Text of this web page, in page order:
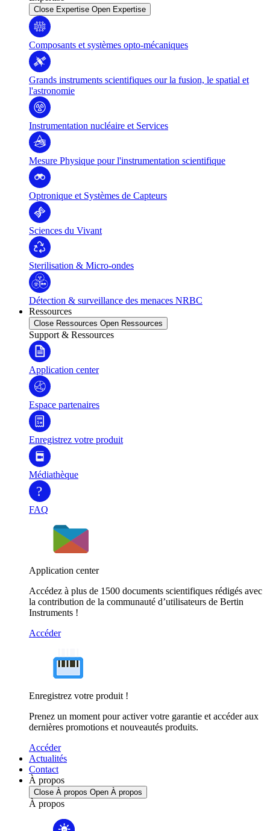
Close Expertise Open Expertise
Composants et systèmes opto-mécaniques
Grands instruments scientifiques our la fusion, le spatial et
l'astronomie
Instrumentation nucléaire et Services
Mesure Physique pour l'instrumentation scientifique
Optronique et Systèmes de Capteurs
Sciences du Vivant
Sterilisation & Micro-ondes
Détection & surveillance des menaces NRBC
Ressources
Close Ressources Open Ressources
Support & Ressources
Application center
Espace partenaires
Enregistrez votre produit
Médiathèque
?
FAQ
Application center
Accédez à plus de 1500 documents scientifiques rédigés avec
la contribution de la communauté d’utilisateurs de Bertin
Instruments !
Accéder
Enregistrez votre produit !
Prenez un moment pour activer votre garantie et accéder aux
dernières promotions et nouveautés produits.
Accéder
Actualités
Contact
À propos
Close À propos Open À propos
À propos